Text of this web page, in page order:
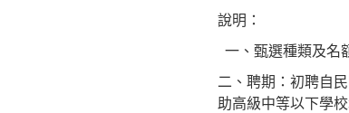
說明：
一、 甄選種類及名
二、 聘期：初聘自民
助高級中等以下學